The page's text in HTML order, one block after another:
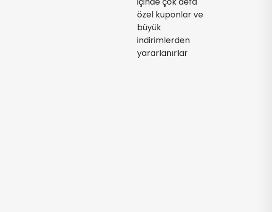
özel kuponlar ve
büyük
indirimlerden
yararlanırlar